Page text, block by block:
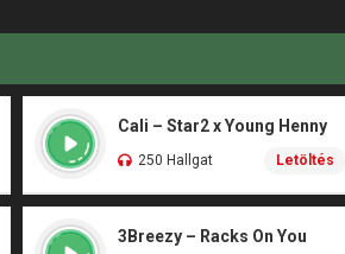
Cali – Star2 x Young Henny
250 Hallgat Letöltés
3Breezy – Racks On You